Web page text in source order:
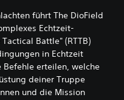
führt The DioField
Echtzeit-
Battle" (RTTB)
in Echtzeit
erteilen, welche
deiner Truppe
und die Mission